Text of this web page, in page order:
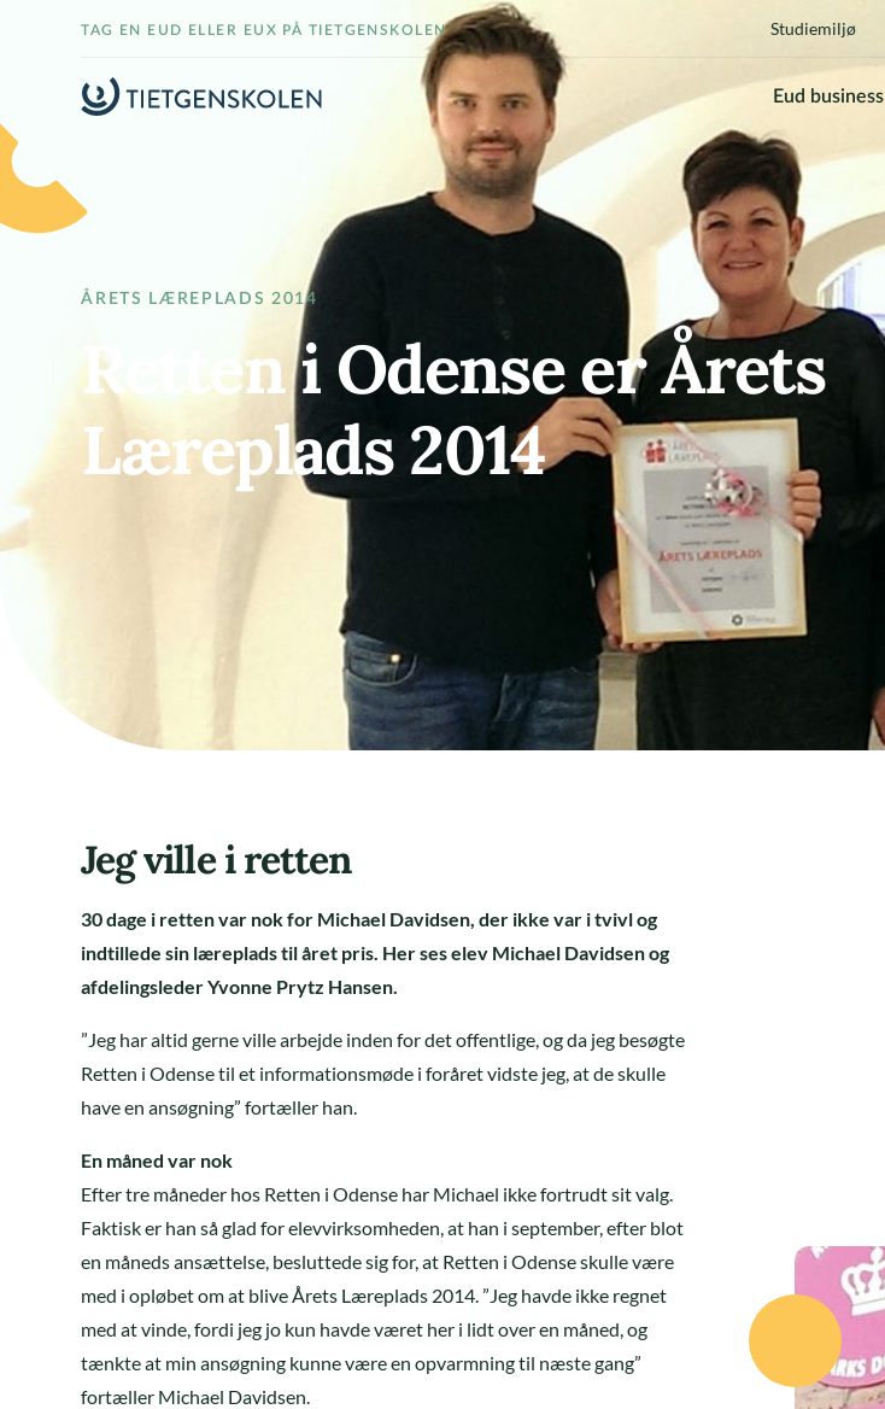
TAG EN EUD ELLER EUX PÅ TIETGENSKOLEN Studiemiljø
Eud business
ÅRETS LÆREPLADS 2014
Retten i Odense er Årets
Læreplads 2014
Jeg ville i retten
30 dage i retten var nok for Michael Davidsen, der ikke var i tvivl og
indtillede sin læreplads til året pris. Her ses elev Michael Davidsen og
afdelingsleder Yvonne Prytz Hansen.
”Jeg har altid gerne ville arbejde inden for det offentlige, og da jeg besøgte
Retten i Odense til et informationsmøde i foråret vidste jeg, at de skulle
have en ansøgning” fortæller han.
En måned var nok
Efter tre måneder hos Retten i Odense har Michael ikke fortrudt sit valg.
Faktisk er han så glad for elevvirksomheden, at han i september, efter blot
en måneds ansættelse, besluttede sig for, at Retten i Odense skulle være
med i opløbet om at blive Årets Læreplads 2014. ”Jeg havde ikke regnet
med at vinde, fordi jeg jo kun havde været her i lidt over en måned, og
tænkte at min ansøgning kunne være en opvarmning til næste gang”
fortæller Michael Davidsen.